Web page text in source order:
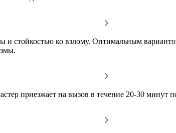
стойкостью ко взлому. Оптимальным
приезжает на вызов в течение 20-30 минут